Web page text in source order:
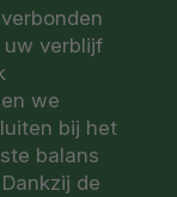
verblijf
we
bij het
balans
de